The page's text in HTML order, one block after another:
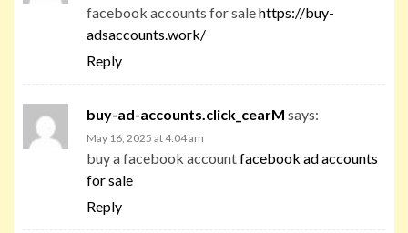
facebook accounts for salehttps://buy-
adsaccounts.work/
Reply
buy-ad-accounts.click_cearM says:
May 16, 2025 at 4:04 am
buy a facebook accountfacebook ad accounts
for sale
Reply